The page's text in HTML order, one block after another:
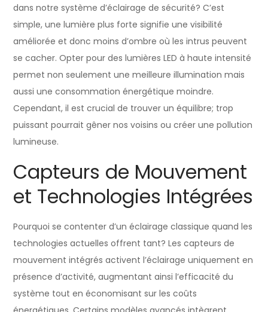
dans notre système d’éclairage de sécurité? C’est
simple, une lumière plus forte signifie une visibilité
améliorée et donc moins d’ombre où les intrus peuvent
se cacher. Opter pour des lumières LED à haute intensité
permet non seulement une meilleure illumination mais
aussi une consommation énergétique moindre.
Cependant, il est crucial de trouver un équilibre; trop
puissant pourrait gêner nos voisins ou créer une pollution
lumineuse.
Capteurs de Mouvement
et Technologies Intégrées
Pourquoi se contenter d’un éclairage classique quand les
technologies actuelles offrent tant? Les capteurs de
mouvement intégrés activent l’éclairage uniquement en
présence d’activité, augmentant ainsi l’efficacité du
système tout en économisant sur les coûts